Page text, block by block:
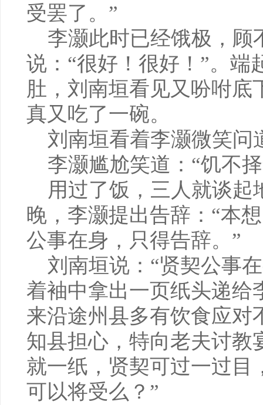
受罢了。”
李灏此时已经饿极，顾
说：“很好！很好！”。端
肚，刘南垣看见又吩咐底
真又吃了一碗。
刘南垣看着李灏微笑问
李灏尴尬笑道：“饥不
用过了饭，三人就谈起
晚，李灏提出告辞：“本
公事在身，只得告辞。”
刘南垣说：“贤契公事
着袖中拿出一页纸头递给
来沿途州县多有饮食应对
知县担心，特向老夫讨教
就一纸，贤契可过一过目
可以将受么？”